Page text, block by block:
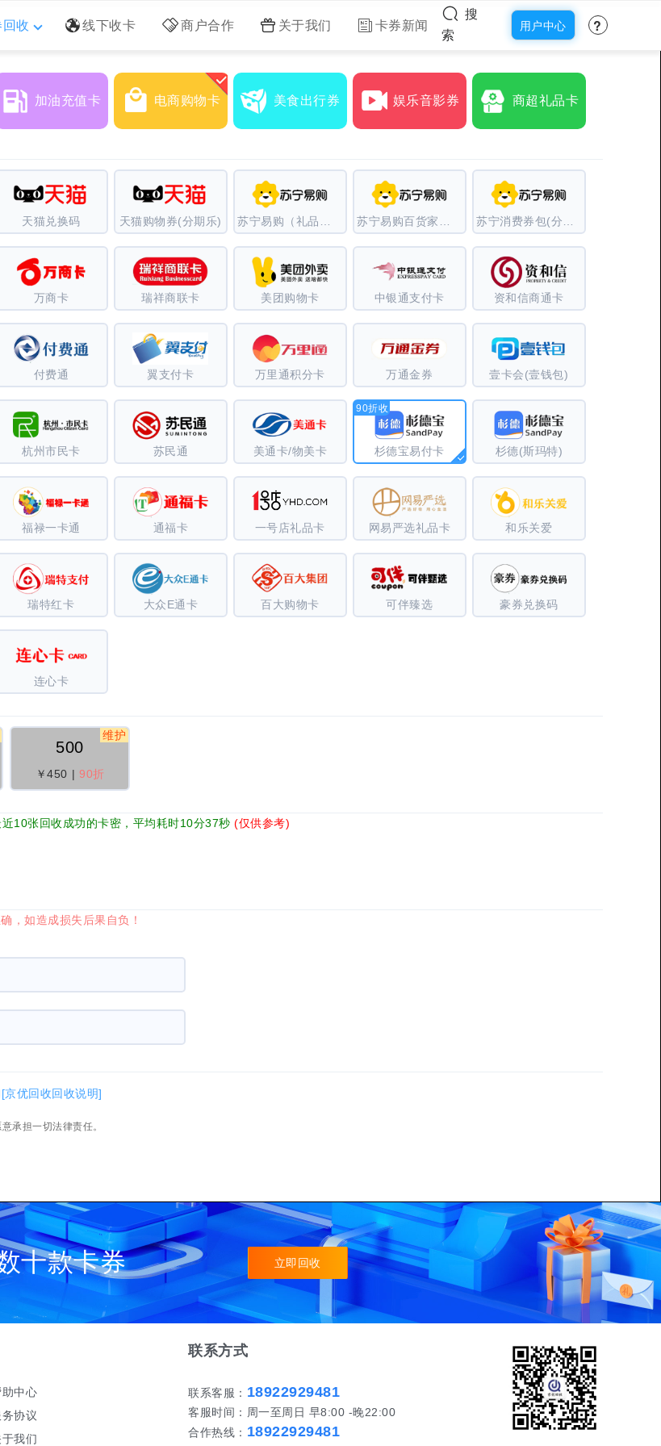
收 线下收卡 商户合作 关于我们 卡券新闻
搜
索
用户中心 ?
加油充值卡 电商购物卡 美食出行券 娱乐音影券 商超礼品卡
天猫兑换码 天猫购物券(分期乐)
万商卡 瑞祥商联卡 美团购物卡 中银通支付卡 资和信商通卡
付费通 翼支付卡 万里通积分卡 万通金券 壹卡会(壹钱包)
杭州市民卡 苏民通 美通卡/物美卡 杉德宝易付卡
90折收
杉德(斯玛特)
福禄一卡通 通福卡 一号店礼品卡 网易严选礼品卡 和乐关爱
瑞特红卡 大众E通卡 百大购物卡 可伴臻选 豪券兑换码
连心卡
500
￥450 | 90折
维护
10张回收成功的卡密，平均耗时10分37秒 (仅供参考)
，如造成损失后果自负！
[京优回收回收说明]
承担一切法律责任。
十款卡券 立即回收
中心
务协议
于我们
联系方式
联系客服： 18922929481
客服时间：周一至周日 早8:00 -晚22:00
合作热线： 18922929481